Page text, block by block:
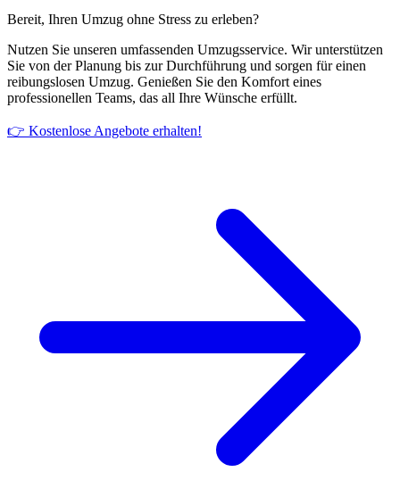
Bereit, Ihren Umzug ohne Stress zu erleben?
Nutzen Sie unseren umfassenden Umzugsservice. Wir unterstützen
Sie von der Planung bis zur Durchführung und sorgen für einen
reibungslosen Umzug. Genießen Sie den Komfort eines
professionellen Teams, das all Ihre Wünsche erfüllt.
👉 Kostenlose Angebote erhalten!